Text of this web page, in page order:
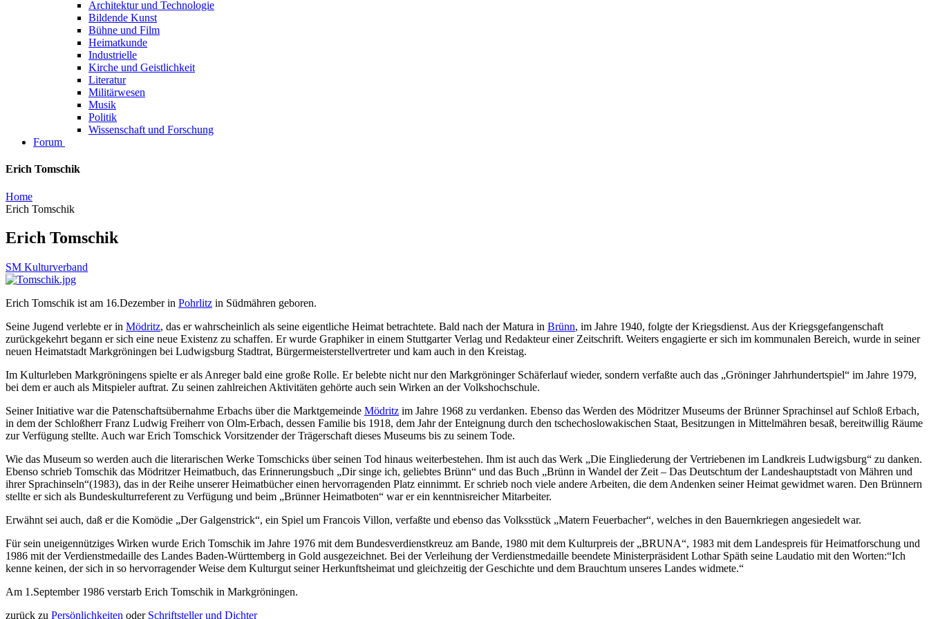
Architektur und Technologie
Bildende Kunst
Bühne und Film
Heimatkunde
Industrielle
Kirche und Geistlichkeit
Literatur
Militärwesen
Musik
Politik
Wissenschaft und Forschung
Forum
Erich Tomschik
Home
Erich Tomschik
Erich Tomschik
SM Kulturverband
Erich Tomschik ist am 16.Dezember in Pohrlitz in Südmähren geboren.
Seine Jugend verlebte er in Mödritz, das er wahrscheinlich als seine eigentliche Heimat betrachtete. Bald nach der Matura in Brünn, im Jahre 1940, folgte der Kriegsdienst. Aus der Kriegsgefangenschaft
zurückgekehrt begann er sich eine neue Existenz zu schaffen. Er wurde Graphiker in einem Stuttgarter Verlag und Redakteur einer Zeitschrift. Weiters engagierte er sich im kommunalen Bereich, wurde in seiner
neuen Heimatstadt Markgröningen bei Ludwigsburg Stadtrat, Bürgermeisterstellvertreter und kam auch in den Kreistag.
Im Kulturleben Markgröningens spielte er als Anreger bald eine große Rolle. Er belebte nicht nur den Markgröninger Schäferlauf wieder, sondern verfaßte auch das „Gröninger Jahrhundertspiel“ im Jahre 1979,
bei dem er auch als Mitspieler auftrat. Zu seinen zahlreichen Aktivitäten gehörte auch sein Wirken an der Volkshochschule.
Seiner Initiative war die Patenschaftsübernahme Erbachs über die Marktgemeinde Mödritz im Jahre 1968 zu verdanken. Ebenso das Werden des Mödritzer Museums der Brünner Sprachinsel auf Schloß Erbach,
in dem der Schloßherr Franz Ludwig Freiherr von Olm-Erbach, dessen Familie bis 1918, dem Jahr der Enteignung durch den tschechoslowakischen Staat, Besitzungen in Mittelmähren besaß, bereitwillig Räume
zur Verfügung stellte. Auch war Erich Tomschick Vorsitzender der Trägerschaft dieses Museums bis zu seinem Tode.
Wie das Museum so werden auch die literarischen Werke Tomschicks über seinen Tod hinaus weiterbestehen. Ihm ist auch das Werk „Die Eingliederung der Vertriebenen im Landkreis Ludwigsburg“ zu danken.
Ebenso schrieb Tomschik das Mödritzer Heimatbuch, das Erinnerungsbuch „Dir singe ich, geliebtes Brünn“ und das Buch „Brünn in Wandel der Zeit – Das Deutschtum der Landeshauptstadt von Mähren und
ihrer Sprachinseln“(1983), das in der Reihe unserer Heimatbücher einen hervorragenden Platz einnimmt. Er schrieb noch viele andere Arbeiten, die dem Andenken seiner Heimat gewidmet waren. Den Brünnern
stellte er sich als Bundeskulturreferent zu Verfügung und beim „Brünner Heimatboten“ war er ein kenntnisreicher Mitarbeiter.
Erwähnt sei auch, daß er die Komödie „Der Galgenstrick“, ein Spiel um Francois Villon, verfaßte und ebenso das Volksstück „Matern Feuerbacher“, welches in den Bauernkriegen angesiedelt war.
Für sein uneigennütziges Wirken wurde Erich Tomschik im Jahre 1976 mit dem Bundesverdienstkreuz am Bande, 1980 mit dem Kulturpreis der „BRUNA“, 1983 mit dem Landespreis für Heimatforschung und
1986 mit der Verdienstmedaille des Landes Baden-Württemberg in Gold ausgezeichnet. Bei der Verleihung der Verdienstmedaille beendete Ministerpräsident Lothar Späth seine Laudatio mit den Worten:“Ich
kenne keinen, der sich in so hervorragender Weise dem Kulturgut seiner Herkunftsheimat und gleichzeitig der Geschichte und dem Brauchtum unseres Landes widmete.“
Am 1.September 1986 verstarb Erich Tomschik in Markgröningen.
zurück zu Persönlichkeiten oder Schriftsteller und Dichter